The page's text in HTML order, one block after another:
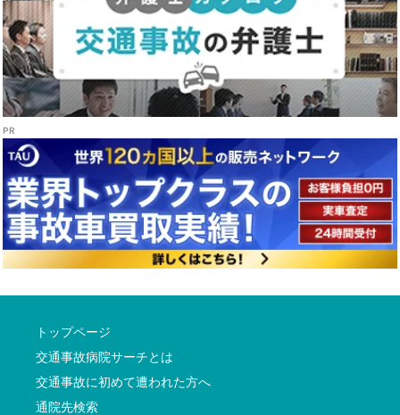
トップページ
交通事故病院サーチとは
交通事故に初めて遭われた方へ
通院先検索